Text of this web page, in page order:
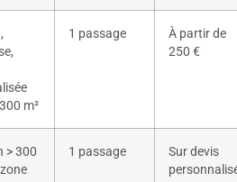
m²
1 passage
À partir de
250 €
> 300
1 passage
Sur devis